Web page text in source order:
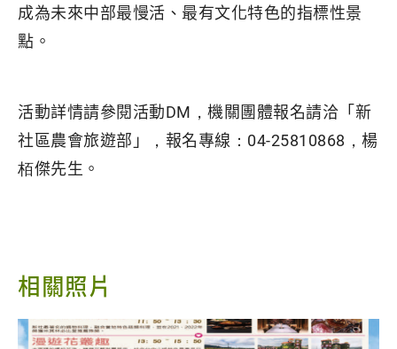
成為未來中部最慢活、最有文化特色的指標性景
點。
活動詳情請參閱活動DM，機關團體報名請洽「新
社區農會旅遊部」，報名專線：04-25810868，楊
栢傑先生。
相關照片